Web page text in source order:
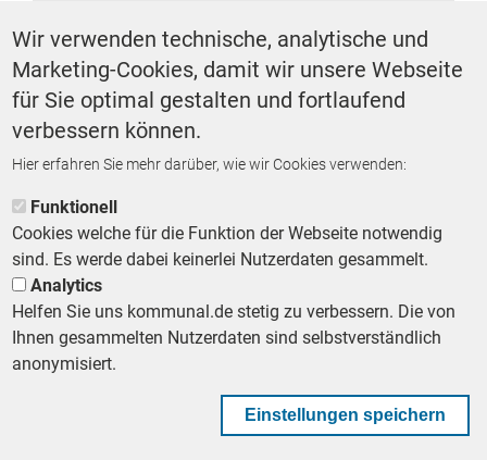
Digitalisierung
ZURÜCK ZUR STARTSEITE
Footer First Navigation
MESSE KOMMUNAL LESERSERVICE AGB DATENSCHUTZ
IMPRESSUM
KOMMUNALBESCHAFFUNG
Footer Second Navigation
Wir verwenden technische, analytische und
Marketing-Cookies, damit wir unsere Webseite
für Sie optimal gestalten und fortlaufend
verbessern können.
Hier erfahren Sie mehr darüber, wie wir Cookies verwenden:
Funktionell
Cookies welche für die Funktion der Webseite notwendig
sind. Es werde dabei keinerlei Nutzerdaten gesammelt.
Analytics
Helfen Sie uns kommunal.de stetig zu verbessern. Die von
Ihnen gesammelten Nutzerdaten sind selbstverständlich
anonymisiert.
Einstellungen speichern